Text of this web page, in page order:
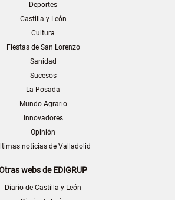
Deportes
Castilla y León
Cultura
Fiestas de San Lorenzo
Sanidad
Sucesos
La Posada
Mundo Agrario
Innovadores
Opinión
noticias de Valladolid
webs de EDIGRUP
Diario de Castilla y León